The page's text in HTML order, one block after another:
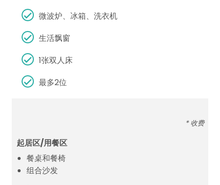
微波炉、冰箱、洗衣机
生活飘窗
1张双人床
最多2位
* 收费
起居区/用餐区
餐桌和餐椅
组合沙发